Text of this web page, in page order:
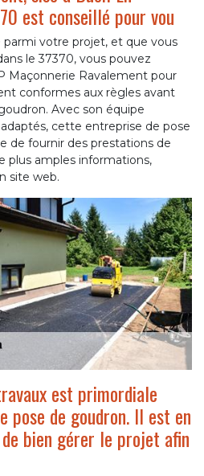
est conseillé pour vou
votre projet, et que vous
le 37370, vous pouvez
Maçonnerie Ravalement pour
conformes aux règles avant
Avec son équipe
cette entreprise de pose
de fournir des prestations de
plus amples informations,
site web.
est primordiale
pose de goudron. Il est en
bien gérer le projet afin